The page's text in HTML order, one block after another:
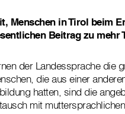
Menschen in Tirol beim
Beitrag zu mehr
der Landessprache die
die aus einer
hatten, sind die
mit muttersprachlichen